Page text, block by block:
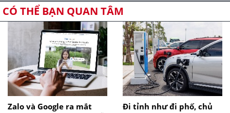
CÓ THỂ BẠN QUAN TÂM
Zalo và Google ra mắt
Đi tỉnh như đi phố, chủ